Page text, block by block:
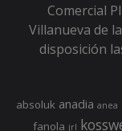
Comercial
Villanueva de
disposición
absoluk anadia anea
fanola jrl